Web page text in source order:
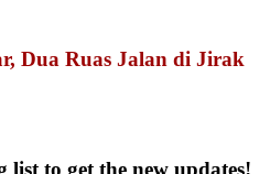
Dua Ruas Jalan di Jirak
list to get the new updates!